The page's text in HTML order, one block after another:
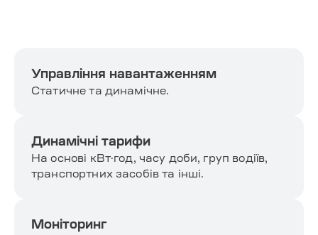
Управління навантаженням
Статичне та динамічне.
Динамічні тарифи
На основі кВт·год, часу доби, груп водіїв,
транспортних засобів та інші.
Моніторинг